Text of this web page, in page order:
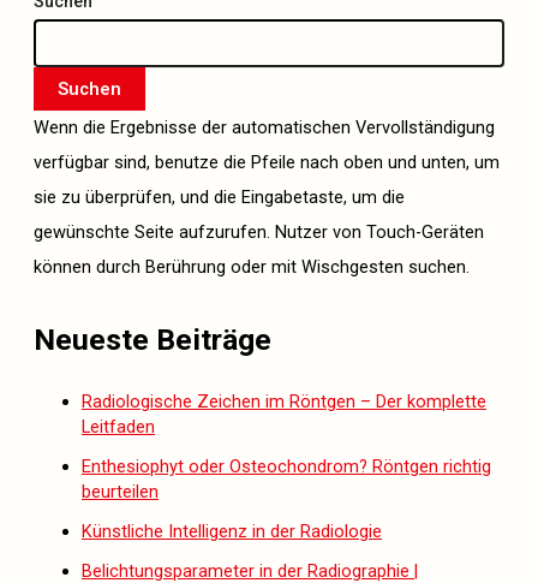
Suchen
Wenn die Ergebnisse der automatischen Vervollständigung
verfügbar sind, benutze die Pfeile nach oben und unten, um
sie zu überprüfen, und die Eingabetaste, um die
gewünschte Seite aufzurufen. Nutzer von Touch-Geräten
können durch Berührung oder mit Wischgesten suchen.
Neueste Beiträge
Radiologische Zeichen im Röntgen – Der komplette
Leitfaden
Enthesiophyt oder Osteochondrom? Röntgen richtig
beurteilen
Künstliche Intelligenz in der Radiologie
Belichtungsparameter in der Radiographie |